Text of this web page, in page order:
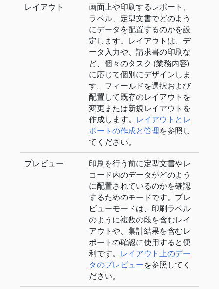
レイアウト
画面上や印刷するレポート、
ラベル、定型文書でどのよう
にデータを配置するのかを設
定します。レイアウトは、デ
ータ入力や、請求書の印刷な
ど、個々のタスク (業務内容)
に応じて個別にデザインしま
す。フィールドを選択および
配置して既存のレイアウトを
変更または新規レイアウトを
作成します。 レイアウトとレ
ポートの作成と管理を参照し
てください。
プレビュー
印刷を行う前に定型文書やレ
コード内のデータがどのよう
に配置されているのかを確認
するためのモードです。プレ
ビューモードは、印刷ラベル
のように複数の段を含むレイ
アウトや、集計結果を含むレ
ポートの確認に使用すると便
利です。 レイアウト上のデー
タのプレビューを参照してく
ださい。